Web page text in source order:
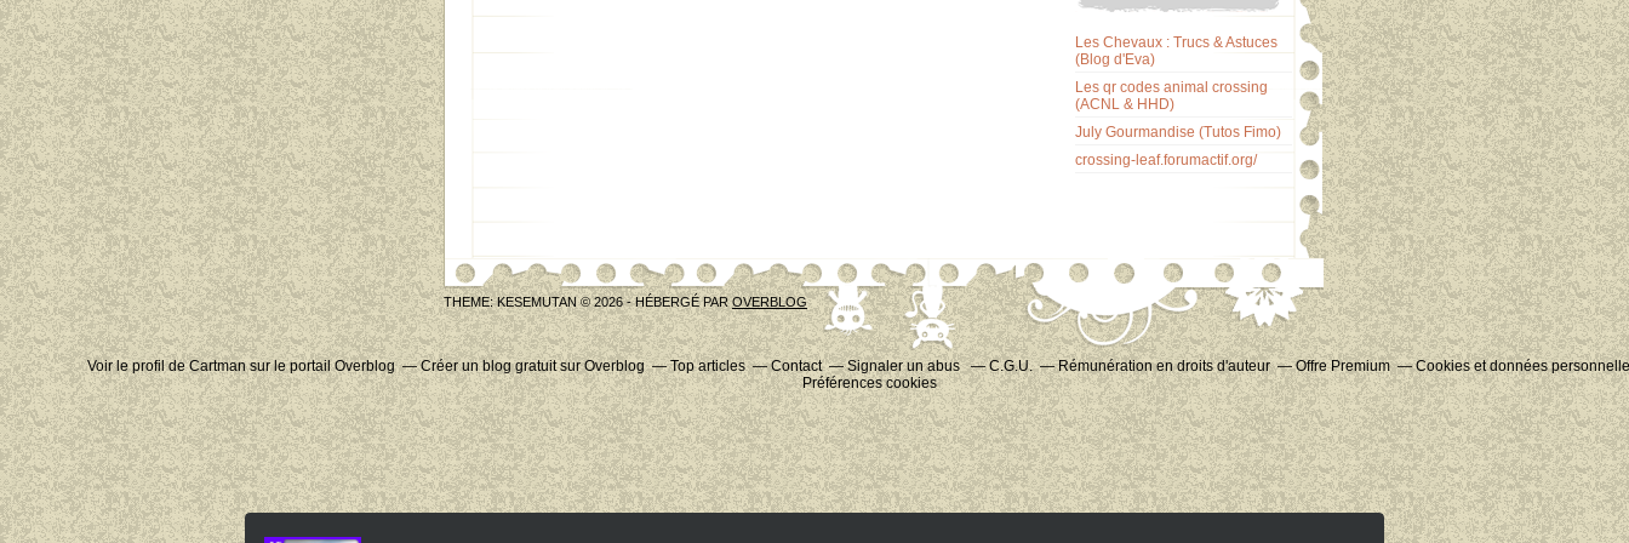
Les Chevaux : Trucs & Astuces
(Blog d'Eva)
Les qr codes animal crossing
(ACNL & HHD)
July Gourmandise (Tutos Fimo)
crossing-leaf.forumactif.org/
THEME: KESEMUTAN © 2026 - HÉBERGÉ PAR OVERBLOG
Voir le profil deCartmansur le portail Overblog Créer un blog gratuit sur Overblog Top articles Contact Signaler un abus C.G.U. Rémunération en droits d'auteur Offre Premium
Cookies et données
Préférences cookies